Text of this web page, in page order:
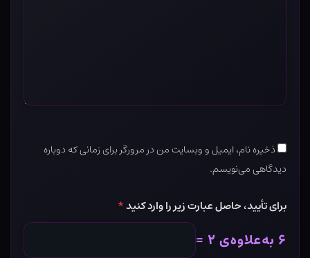
ذخیره نام، ایمیل و وبسایت من در مرورگر برای زمانی که دوباره
دیدگاهی می‌نویسم.
برای تأیید، حاصل عبارت زیر را وارد کنید*
۶ به‌علاوه‌ی ۲ =